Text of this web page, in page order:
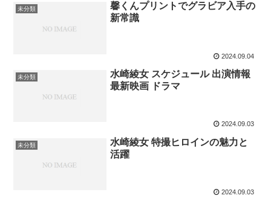
未分類
馨くんプリントでグラビア入手の
新常識
2024.09.04
未分類
水崎綾女 スケジュール 出演情報
最新映画 ドラマ
2024.09.03
未分類
水崎綾女 特撮ヒロインの魅力と
活躍
2024.09.03